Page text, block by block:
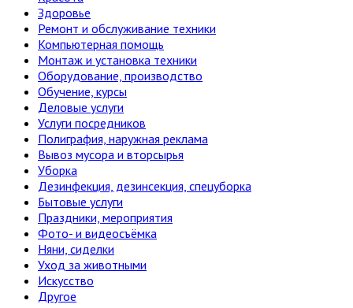
Здоровье
Ремонт и обслуживание техники
Компьютерная помощь
Монтаж и установка техники
Оборудование, производство
Обучение, курсы
Деловые услуги
Услуги посредников
Полиграфия, наружная реклама
Вывоз мусора и вторсырья
Уборка
Дезинфекция, дезинсекция, спецуборка
Бытовые услуги
Праздники, мероприятия
Фото- и видеосъёмка
Няни, сиделки
Уход за животными
Искусство
Другое